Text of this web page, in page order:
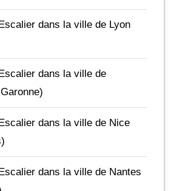
dans la ville de Lyon
dans la ville de
dans la ville de Nice
dans la ville de Nantes